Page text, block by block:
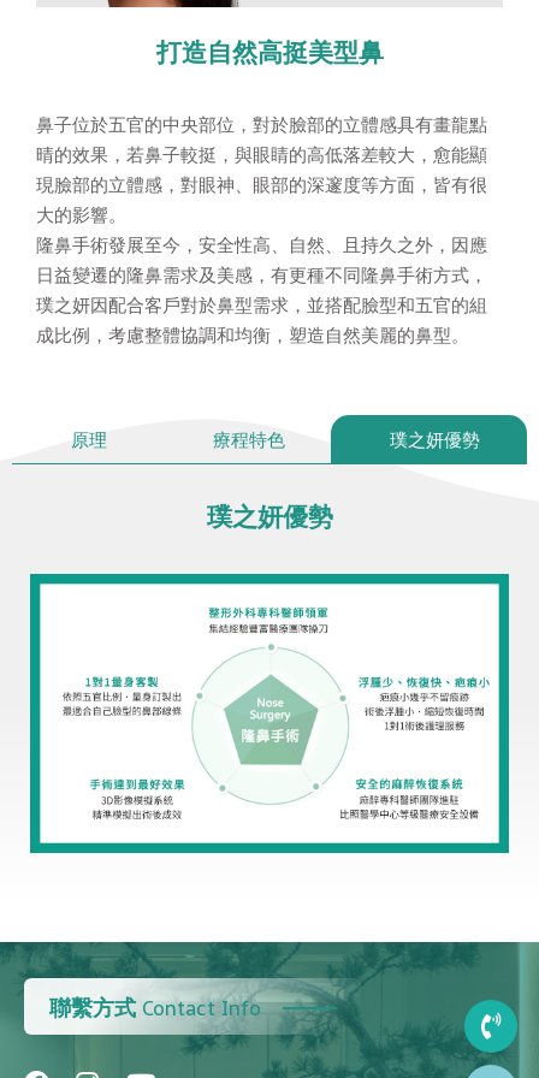
打造自然高挺美型鼻
鼻子位於五官的中央部位，對於臉部的立體感具有畫龍點
晴的效果，若鼻子較挺，與眼睛的高低落差較大，愈能顯
現臉部的立體感，對眼神、眼部的深邃度等方面，皆有很
大的影響。
隆鼻手術發展至今，安全性高、自然、且持久之外，因應
日益變遷的隆鼻需求及美感，有更種不同隆鼻手術方式，
璞之妍因配合客戶對於鼻型需求，並搭配臉型和五官的組
成比例，考慮整體協調和均衡，塑造自然美麗的鼻型。
原理 療程特色 璞之妍優勢
璞之妍優勢
聯繫方式 Contact Info